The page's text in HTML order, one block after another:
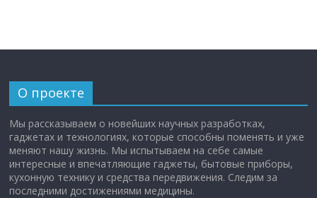
О проекте
Мы рассказываем о новейших научных разработках,
гаджетах и технологиях, которые способны поменять и уже
меняют нашу жизнь. Мы испытываем на себе самые
интересные и впечатляющие гаджеты, бытовые приборы,
кухонную технику и средства передвижения. Следим за
последними достижениями медицины.